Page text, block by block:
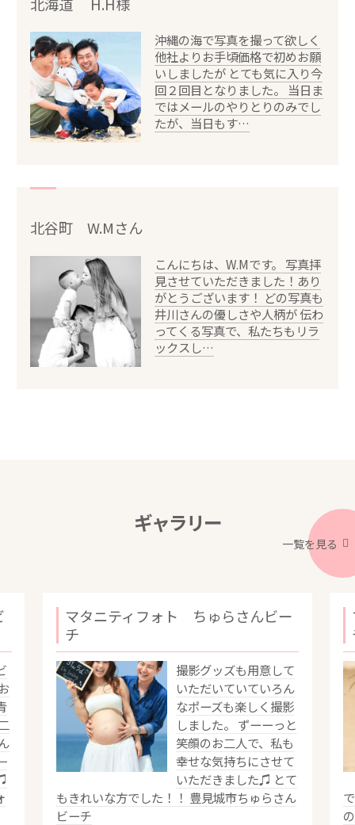
沖縄の海で写真を撮って欲しく
他社よりお手頃価格で初めお願
いしましたが とても気に入り今
回２回目となりました。 当日ま
ではメールのやりとりのみでし
たが、当日もす…
北谷町 W.Mさん
こんにちは、W.Mです。 写真拝
見させていただきました！あり
がとうございます！ どの写真も
井川さんの優しさや人柄が 伝わ
ってくる写真で、私たちもリラ
ックスし…
ギャラリー
一覧を見る
マタニティフォト ちゅらさんビー
チ
撮影グッズも用意して
いただいていていろん
なポーズも楽しく撮影
しました。 ずーーっと
笑顔のお二人で、私も
幸せな気持ちにさせて
いただきました♫ とて
もきれいな方でした！！ 豊見城市ちゅらさん
ビーチ